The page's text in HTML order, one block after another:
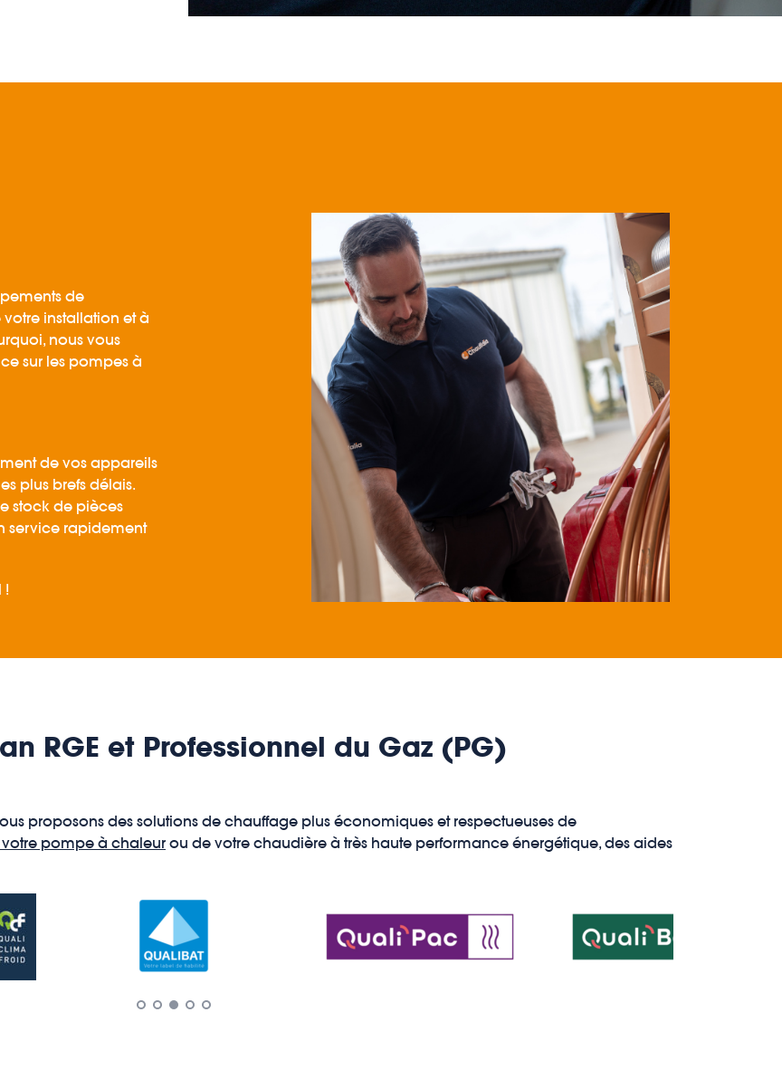
de
installation et à
nous vous
sur les pompes à
de vos appareils
plus brefs délais.
stock de pièces
service rapidement
!
RGE et Professionnel du Gaz (PG)
proposons des solutions de chauffage plus économiques et respectueuses de
pompe à chaleur ou de votre chaudière à très haute performance énergétique, des aides